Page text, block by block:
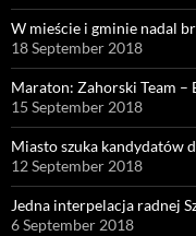
W mieście i gminie nadal
18 September 2018
Maraton: Zahorski Team –
15 September 2018
Miasto szuka kandydatów
12 September 2018
Jedna interpelacja radnej
6 September 2018